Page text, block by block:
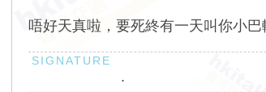
唔好天真啦，要死終有一天叫你小巴
.